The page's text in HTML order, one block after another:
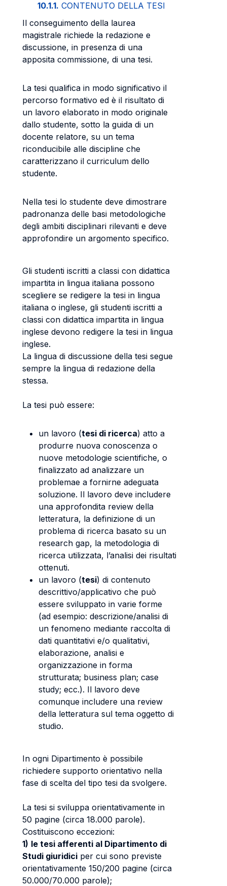
10.1.1. CONTENUTO DELLA TESI
Il conseguimento della laurea
magistrale richiede la redazione e
discussione, in presenza di una
apposita commissione, di una tesi.
La tesi qualifica in modo significativo il
percorso formativo ed è il risultato di
un lavoro elaborato in modo originale
dallo studente, sotto la guida di un
docente relatore, su un tema
riconducibile alle discipline che
caratterizzano il curriculum dello
studente.
Nella tesi lo studente deve dimostrare
padronanza delle basi metodologiche
degli ambiti disciplinari rilevanti e deve
approfondire un argomento specifico.
Gli studenti iscritti a classi con didattica
impartita in lingua italiana possono
scegliere se redigere la tesi in lingua
italiana o inglese, gli studenti iscritti a
classi con didattica impartita in lingua
inglese devono redigere la tesi in lingua
inglese.
La lingua di discussione della tesi segue
sempre la lingua di redazione della
stessa.
La tesi può essere:
un lavoro (tesi di ricerca) atto a
produrre nuova conoscenza o
nuove metodologie scientifiche, o
finalizzato ad analizzare un
problemae a fornirne adeguata
soluzione. Il lavoro deve includere
una approfondita review della
letteratura, la definizione di un
problema di ricerca basato su un
research gap, la metodologia di
ricerca utilizzata, l’analisi dei risultati
ottenuti.
un lavoro (tesi) di contenuto
descrittivo/applicativo che può
essere sviluppato in varie forme
(ad esempio: descrizione/analisi di
un fenomeno mediante raccolta di
dati quantitativi e/o qualitativi,
elaborazione, analisi e
organizzazione in forma
strutturata; business plan; case
study; ecc.). Il lavoro deve
comunque includere una review
della letteratura sul tema oggetto di
studio.
In ogni Dipartimento è possibile
richiedere supporto orientativo nella
fase di scelta del tipo tesi da svolgere.
La tesi si sviluppa orientativamente in
50 pagine (circa 18.000 parole).
Costituiscono eccezioni:
1) le tesi afferenti al Dipartimento di
Studi giuridici per cui sono previste
orientativamente 150/200 pagine (circa
50.000/70.000 parole);